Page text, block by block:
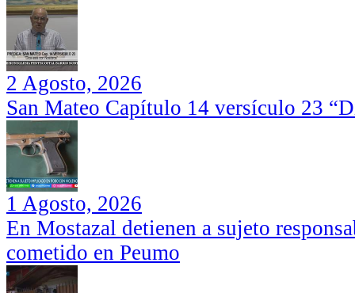
2 Agosto, 2026
San Mateo Capítulo 14 versículo 23
1 Agosto, 2026
En Mostazal detienen a sujeto
cometido en Peumo